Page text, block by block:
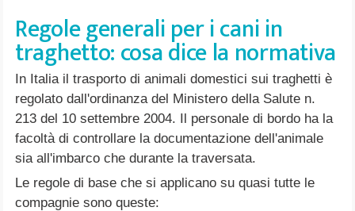
Regole generali per i cani in
traghetto: cosa dice la normativa
In Italia il trasporto di animali domestici sui traghetti è
regolato dall'ordinanza del Ministero della Salute n.
213 del 10 settembre 2004. Il personale di bordo ha la
facoltà di controllare la documentazione dell'animale
sia all'imbarco che durante la traversata.
Le regole di base che si applicano su quasi tutte le
compagnie sono queste: